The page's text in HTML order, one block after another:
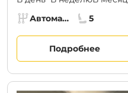
Specs:
Коробка передач:
Автомат (АКПП)
Места:
5
Подробнее